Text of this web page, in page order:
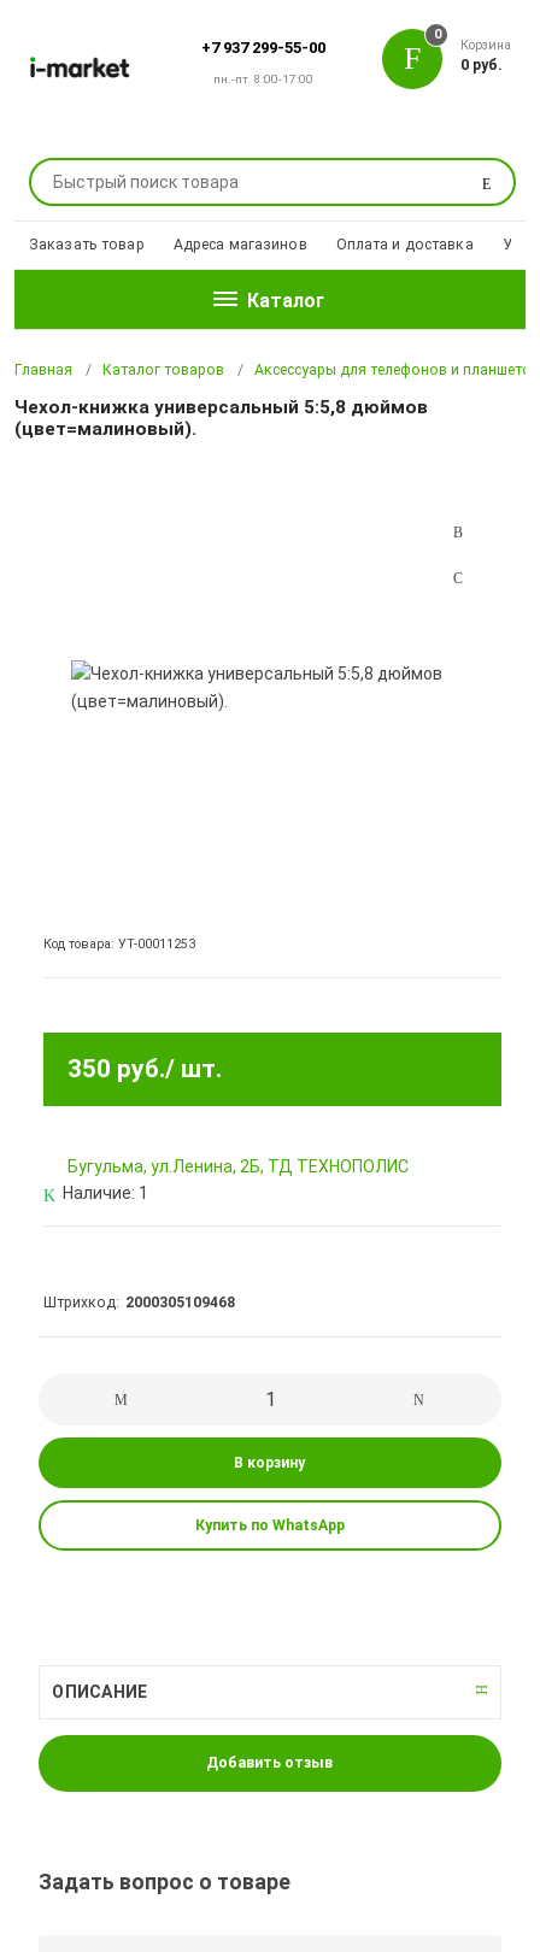
+7 937 299-55-00
пн.-пт. 8:00-17:00
Поиск
0
Корзина
0 руб.
Заказать товар Адреса магазинов Оплата и доставка
Каталог
Главная Каталог товаров Аксессуары для телефонов и планшетов
Чехол-книжка универсальный 5:5,8 дюймов
(цвет=малиновый).
Код товара: УТ-00011253
350 руб./ шт.
Бугульма, ул.Ленина, 2Б, ТД ТЕХНОПОЛИС
Наличие: 1
Штрихкод 2000305109468
В корзину
Купить по WhatsApp
ОПИСАНИЕ
Добавить отзыв
Задать вопрос о товаре